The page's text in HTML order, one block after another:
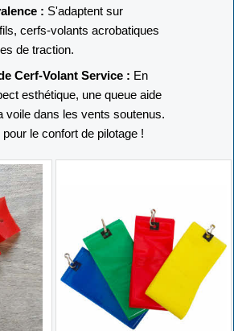
: S'adaptent sur
cerfs-volants acrobatiques
de traction.
Cerf-Volant Service : En
esthétique, une queue aide
voile dans les vents soutenus.
le confort de pilotage !